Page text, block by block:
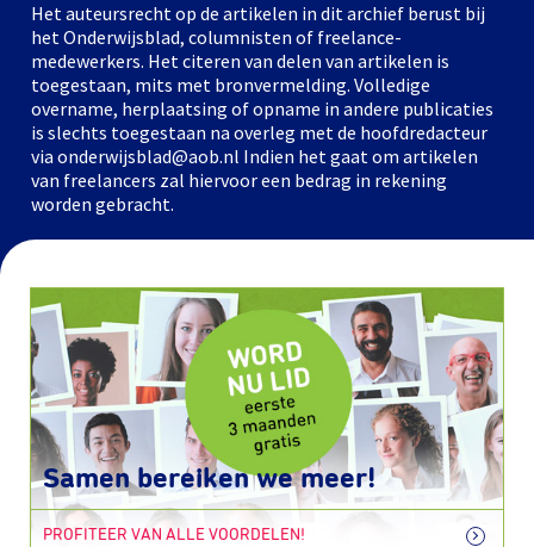
Het auteursrecht op de artikelen in dit archief berust bij
het Onderwijsblad, columnisten of freelance-
medewerkers. Het citeren van delen van artikelen is
toegestaan, mits met bronvermelding. Volledige
overname, herplaatsing of opname in andere publicaties
is slechts toegestaan na overleg met de hoofdredacteur
via onderwijsblad@aob.nl Indien het gaat om artikelen
van freelancers zal hiervoor een bedrag in rekening
worden gebracht.
Samen bereiken we meer!
PROFITEER VAN ALLE VOORDELEN!